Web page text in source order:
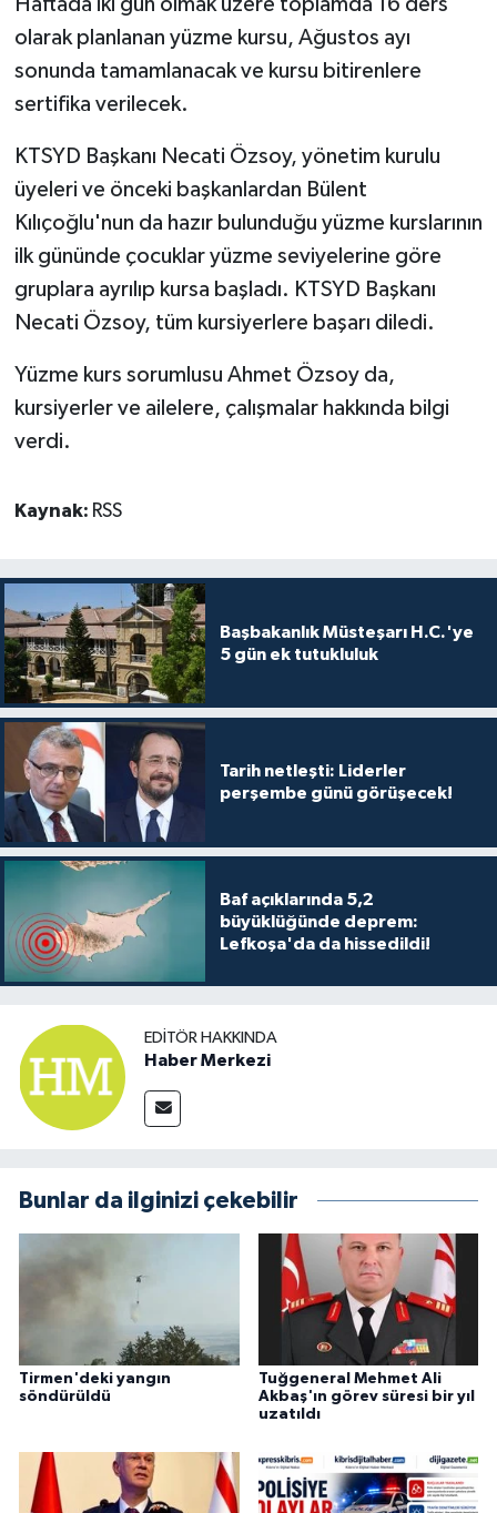
olarak planlanan yüzme kursu, Ağustos ayı
sonunda tamamlanacak ve kursu bitirenlere
sertifika verilecek.
KTSYD Başkanı Necati Özsoy, yönetim kurulu
üyeleri ve önceki başkanlardan Bülent
Kılıçoğlu'nun da hazır bulunduğu yüzme kurslarının
ilk gününde çocuklar yüzme seviyelerine göre
gruplara ayrılıp kursa başladı. KTSYD Başkanı
Necati Özsoy, tüm kursiyerlere başarı diledi.
Yüzme kurs sorumlusu Ahmet Özsoy da,
kursiyerler ve ailelere, çalışmalar hakkında bilgi
verdi.
Kaynak: RSS
Başbakanlık Müsteşarı H.C.'ye
5 gün ek tutukluluk
Tarih netleşti: Liderler
perşembe günü görüşecek!
Baf açıklarında 5,2
büyüklüğünde deprem:
Lefkoşa'da da hissedildi!
EDITÖR HAKKINDA
Haber Merkezi
Bunlar da ilginizi çekebilir
Tirmen'deki yangın
söndürüldü
Tuğgeneral Mehmet Ali
Akbaş'ın görev süresi bir yıl
uzatıldı
KÜLTÜR SANAT
LAPTA
MAGAZİN
Nöbetçi Eczaneler
ÖZEL HABER
SİYASET
TEKNOLOJİ
TİCARET
YAŞAM